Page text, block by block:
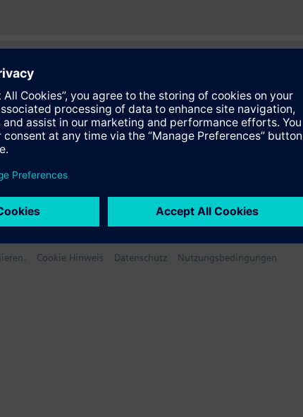
Cookie Hinweis Datenschutz Nutzungsbedingungen